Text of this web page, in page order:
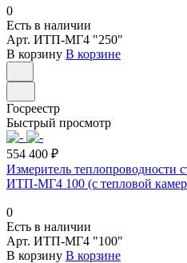
0
Есть в наличии
Арт. ИТП-МГ4 "250"
В корзину В корзине
Госреестр
Быстрый просмотр
554 400 ₽
Измеритель теплопроводности
ИТП-МГ4 100 (с тепловой
0
Есть в наличии
Арт. ИТП-МГ4 "100"
В корзину В корзине